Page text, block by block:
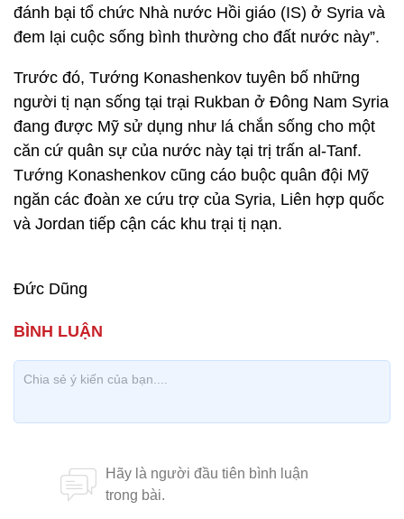
đánh bại tổ chức Nhà nước Hồi giáo (IS) ở Syria và
đem lại cuộc sống bình thường cho đất nước này”.
Trước đó, Tướng Konashenkov tuyên bố những
người tị nạn sống tại trại Rukban ở Đông Nam Syria
đang được Mỹ sử dụng như lá chắn sống cho một
căn cứ quân sự của nước này tại trị trấn al-Tanf.
Tướng Konashenkov cũng cáo buộc quân đội Mỹ
ngăn các đoàn xe cứu trợ của Syria, Liên hợp quốc
và Jordan tiếp cận các khu trại tị nạn.
Đức Dũng